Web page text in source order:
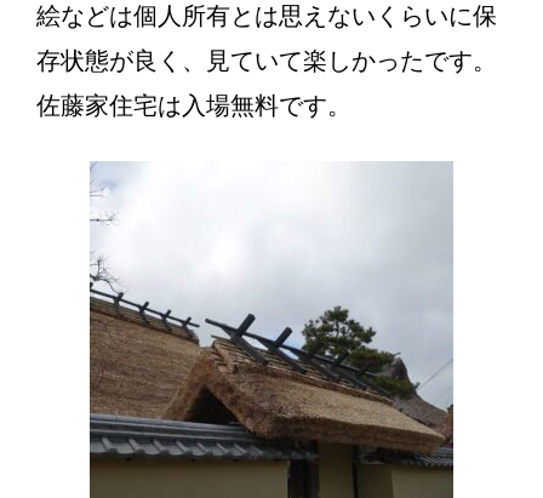
絵などは個人所有とは思えないくらいに保
存状態が良く、見ていて楽しかったです。
佐藤家住宅は入場無料です。